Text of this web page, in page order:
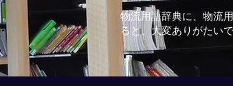
物流用語辞典に、物流
ると、大変ありがたいで